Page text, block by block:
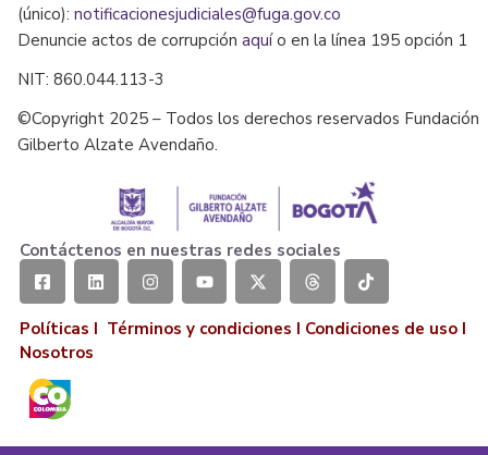
(único): notificacionesjudiciales@fuga.gov.co
Denuncie actos de corrupción aquío en la línea 195 opción 1
NIT: 860.044.113-3
©Copyright 2025 – Todos los derechos reservados Fundación
Gilberto Alzate Avendaño.
Contáctenos en nuestras redes sociales
Políticas I Términos y condiciones I Condiciones de uso I
Nosotros